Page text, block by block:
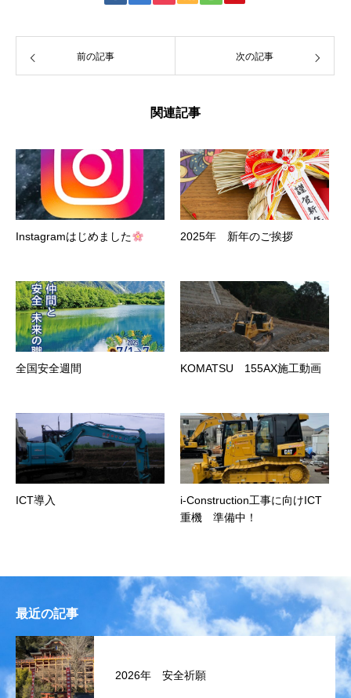
前の記事 次の記事
関連記事
Instagramはじめました 2025年 新年のご挨拶
全国安全週間 KOMATSU 155AX施工動画
ICT導入
i-Construction工事に向けICT
重機 準備中！
最近の記事
2026年 安全祈願